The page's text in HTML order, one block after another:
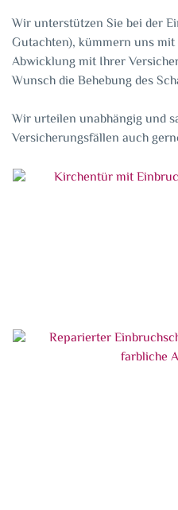
Wir unterstützen Sie bei der
Gutachten), kümmern uns
Abwicklung mit Ihrer
Wunsch die Behebung des
Wir urteilen unabhängig und
Versicherungsfällen auch
Kirchentür mit